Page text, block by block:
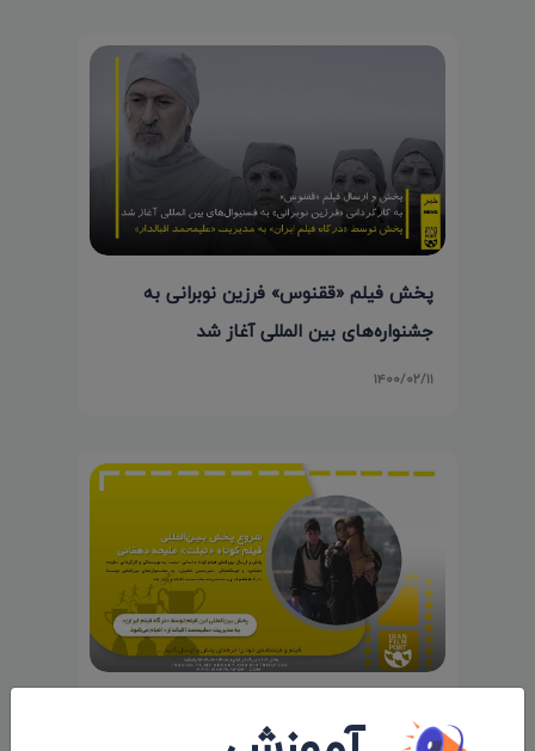
پخش فیلم «ققنوس» فرزین نوبرانی به
جشنواره‌های بین المللی آغاز شد
۱۴۰۰/۰۲/۱۱